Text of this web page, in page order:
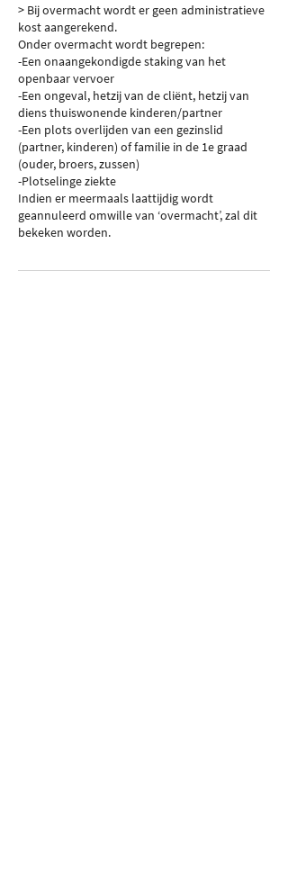
> Bij overmacht wordt er geen administratieve
kost aangerekend.
Onder overmacht wordt begrepen:
-Een onaangekondigde staking van het
openbaar vervoer
-Een ongeval, hetzij van de cliënt, hetzij van
diens thuiswonende kinderen/partner
-Een plots overlijden van een gezinslid
(partner, kinderen) of familie in de 1e graad
(ouder, broers, zussen)
-Plotselinge ziekte
Indien er meermaals laattijdig wordt
geannuleerd omwille van ‘overmacht’, zal dit
bekeken worden.